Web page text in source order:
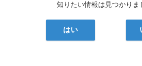
知りたい情報は見つかりま
はい